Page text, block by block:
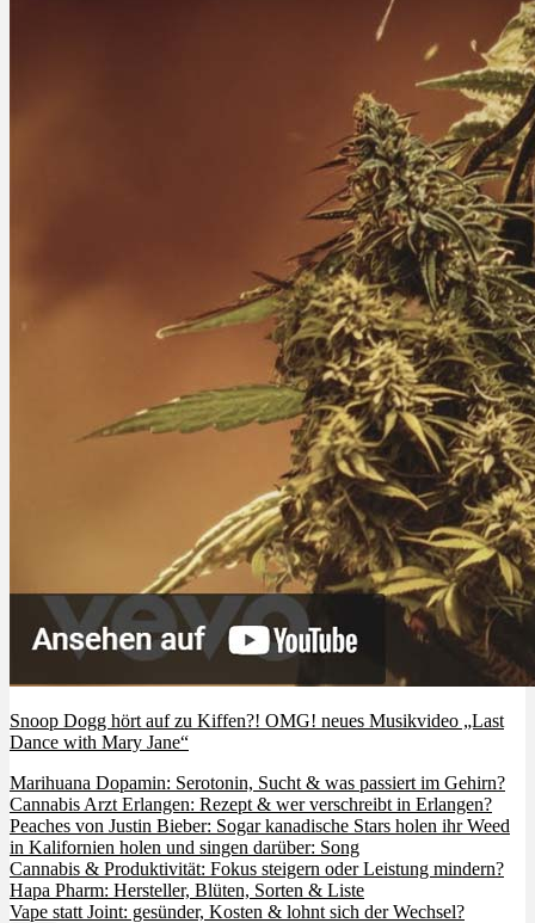
Snoop Dogg hört auf zu Kiffen?! OMG! neues Musikvideo „Last
Dance with Mary Jane“
Marihuana Dopamin: Serotonin, Sucht & was passiert im Gehirn?
Cannabis Arzt Erlangen: Rezept & wer verschreibt in Erlangen?
Peaches von Justin Bieber: Sogar kanadische Stars holen ihr Weed
in Kalifornien holen und singen darüber: Song
Cannabis & Produktivität: Fokus steigern oder Leistung mindern?
Hapa Pharm: Hersteller, Blüten, Sorten & Liste
Vape statt Joint: gesünder, Kosten & lohnt sich der Wechsel?